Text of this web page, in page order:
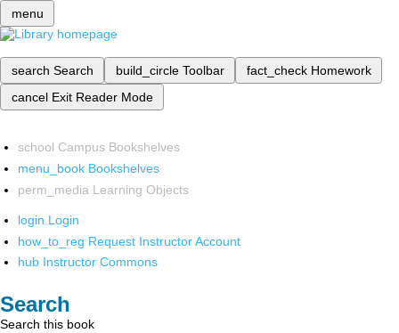
menu
search Search build_circle Toolbar fact_check Homework
cancel Exit Reader Mode
school Campus Bookshelves
menu_book Bookshelves
perm_media Learning Objects
login Login
how_to_reg Request Instructor Account
hub Instructor Commons
Search
Search this book